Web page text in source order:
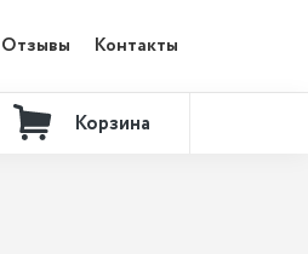
Отзывы Контакты
Корзина